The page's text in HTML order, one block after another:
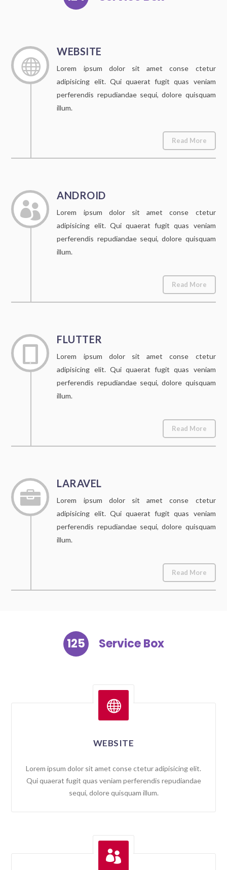

WEBSITE
Lorem ipsum dolor sit amet conse ctetur
adipisicing elit. Qui quaerat fugit quas veniam
perferendis repudiandae sequi, dolore quisquam
illum.
Read More

ANDROID
Lorem ipsum dolor sit amet conse ctetur
adipisicing elit. Qui quaerat fugit quas veniam
perferendis repudiandae sequi, dolore quisquam
illum.
Read More

FLUTTER
Lorem ipsum dolor sit amet conse ctetur
adipisicing elit. Qui quaerat fugit quas veniam
perferendis repudiandae sequi, dolore quisquam
illum.
Read More

LARAVEL
Lorem ipsum dolor sit amet conse ctetur
adipisicing elit. Qui quaerat fugit quas veniam
perferendis repudiandae sequi, dolore quisquam
illum.
Read More
125 Service Box

WEBSITE
Lorem ipsum dolor sit amet conse ctetur adipisicing elit.
Qui quaerat fugit quas veniam perferendis repudiandae
sequi, dolore quisquam illum.
